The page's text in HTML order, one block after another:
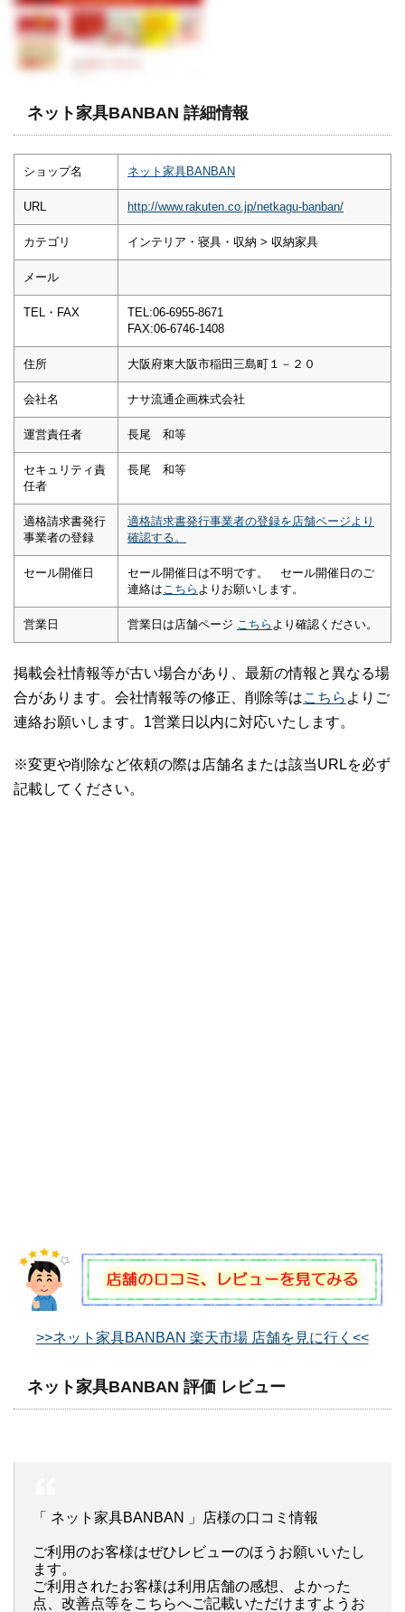
ネット家具BANBAN 詳細情報
ショップ名 ネット家具BANBAN
URL http://www.rakuten.co.jp/netkagu-banban/
カテゴリ インテリア・寝具・収納 > 収納家具
メール
TEL・FAX
TEL:06-6955-8671
FAX:06-6746-1408
住所 大阪府東大阪市稲田三島町１－２０
会社名 ナサ流通企画株式会社
運営責任者 長尾 和等
セキュリティ責
任者
長尾 和等
適格請求書発行
事業者の登録
適格請求書発行事業者の登録を店舗ページより
確認する。
セール開催日
セール開催日は不明です。 セール開催日のご
連絡は こちら よりお願いします。
営業日 営業日は店舗ページ こちら より確認ください。
掲載会社情報等が古い場合があり、最新の情報と異なる場
合があります。会社情報等の修正、削除等はこちら よりご
連絡お願いします。1営業日以内に対応いたします。
※変更や削除など依頼の際は店舗名または該当URLを必ず
記載してください。
>>ネット家具BANBAN 楽天市場 店舗を見に行く<<
ネット家具BANBAN 評価 レビュー
「 ネット家具BANBAN 」店様の口コミ情報
ご利用のお客様はぜひレビューのほうお願いいたし
ます。
ご利用されたお客様は利用店舗の感想、よかった
点、改善点等をこちらへご記載いただけますようお